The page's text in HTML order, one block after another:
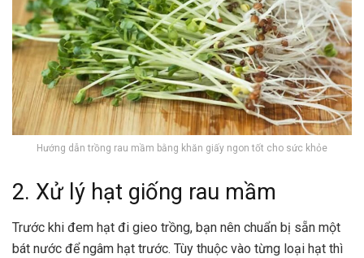
Hướng dẫn trồng rau mầm bằng khăn giấy ngon tốt cho sức khỏe
2. Xử lý hạt giống rau mầm
Trước khi đem hạt đi gieo trồng, bạn nên chuẩn bị sẵn một
bát nước để ngâm hạt trước. Tùy thuộc vào từng loại hạt thì